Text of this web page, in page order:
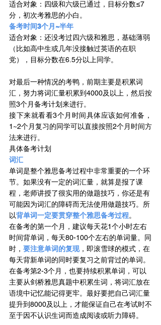
适合对象：四级和六级已通过，目标分数≤7
分，初次考雅思的小白。
备考时间3个月~半年
适合对象：还没考过四六级和雅思，基础薄弱
（比如高中生或几年没接触过英语的在职
党），目标分数在6.5分以上同学。
对最后一种情况的考鸭，前期主要是积累词
汇，努力将词汇量积累到4000及以上，然后按
照3个月备考计划来进行。
接下来就看看3个月时间具体应该如何准备，
1~2个月复习的同学可以直接按照2个月时间方
法来进行。
具体备考计划
词汇
单词是整个雅思备考过程中非常重要的一个环
节。如果没有一定的词汇量，就算是报了课
程，老师讲授了很实用的做题技巧，你还是有
可能因为词汇的障碍而无法使用做题技巧。所
以背单词一定要贯穿整个雅思备考过程。
在备考的第一个月，建议每天花1个小时左右
时间背单词，每天80-100个左右的单词量。同
时， 要注意单词的复现，即滚雪球的模式，在
每天背新单词的同时要复习之前背过的单词。
在备考第2-3个月，也要持续积累单词，可以
主要从剑桥雅思真题中积累生词，将词汇放在
语境中记忆能记得更牢。最好要把自己词汇量
提升到8000及以上，才能保证自己在考试时不
至于因不认识生词而造成阅读或听力障碍。